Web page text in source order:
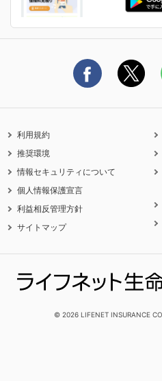
保険料の支払い方法
生命保険料控除に関するご案内
ライフネット生命公式note
利用規約
推奨環境
情報セキュリティについて
個人情報保護宣言
利益相反管理方針
サイトマップ
© 2026 LIFENET INSURANCE